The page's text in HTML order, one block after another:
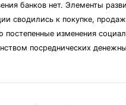
банков нет. Элементы
сводились к покупке,
изменения
посреднических